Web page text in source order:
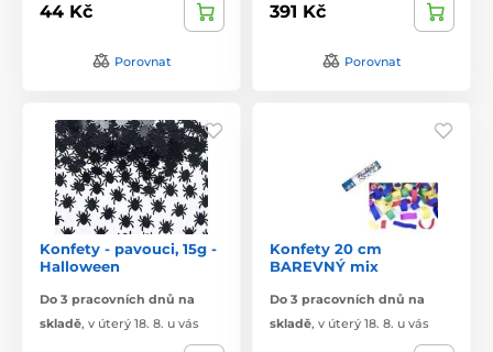
44 Kč
Porovnat
391 Kč
Porovnat
Konfety - pavouci, 15g -
Halloween
Do 3 pracovních dnů na
skladě, v úterý 18. 8. u vás
Konfety 20 cm
BAREVNÝ mix
Do 3 pracovních dnů na
skladě, v úterý 18. 8. u vás